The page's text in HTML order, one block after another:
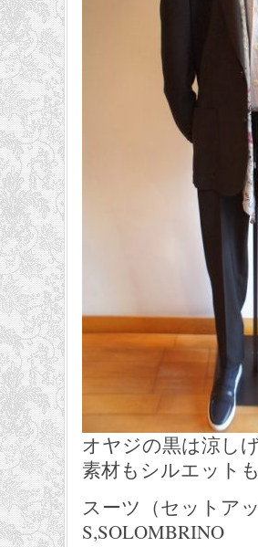
オヤジの黒は涼し
素材もシルエット
スーツ（セット
S,SOLOMBRINO